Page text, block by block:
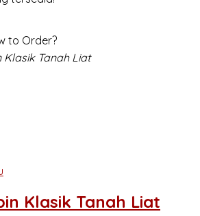
to Order?
Klasik Tanah Liat
Klasik Tanah Liat